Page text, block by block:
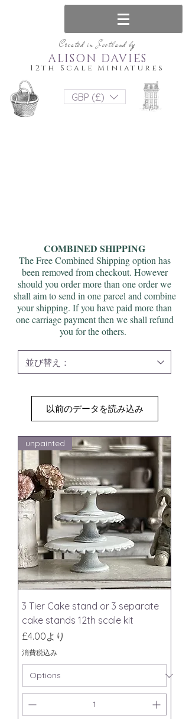
Created in Scotland by
12th Scale Miniatures
ALISON DAVIES
GBP (£)
COMBINED SHIPPING
The Free Combined Shipping option has
been removed from checkout. However
should you order more than one order we
shall aim to send in one parcel and combine
your shipping. If you have paid more than
one carriage payment then we shall refund
you for the others.
以前のデータを読み込み
unpainted
3 Tier Cake stand or 3 separate
cake stands 12th scale kit
£4.00より
セール価格
消費税込み